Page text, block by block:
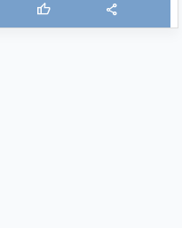
thumb_up share
別委員会